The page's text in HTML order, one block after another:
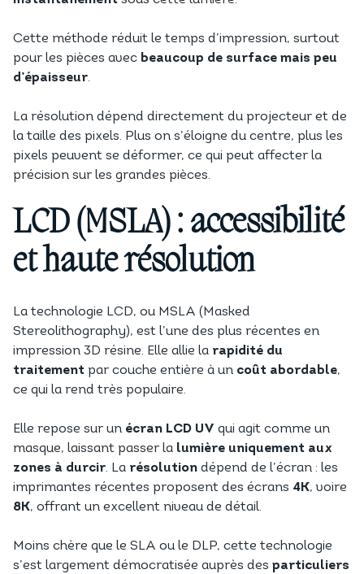
Cette méthode réduit le temps d’impression, surtout
pour les pièces avec beaucoup de surface mais peu
d’épaisseur.
La résolution dépend directement du projecteur et de
la taille des pixels. Plus on s’éloigne du centre, plus les
pixels peuvent se déformer, ce qui peut affecter la
précision sur les grandes pièces.
LCD (MSLA) : accessibilité
et haute résolution
La technologie LCD, ou MSLA (Masked
Stereolithography), est l’une des plus récentes en
impression 3D résine. Elle allie la rapidité du
traitement par couche entière à un coût abordable,
ce qui la rend très populaire.
Elle repose sur un écran LCD UV qui agit comme un
masque, laissant passer la lumière uniquement aux
zones à durcir. La résolution dépend de l’écran : les
imprimantes récentes proposent des écrans 4K, voire
8K, offrant un excellent niveau de détail.
Moins chère que le SLA ou le DLP, cette technologie
s’est largement démocratisée auprès des particuliers